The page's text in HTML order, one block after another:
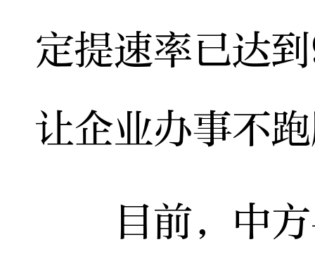
定提速率已达
让企业办事不
目前，中方